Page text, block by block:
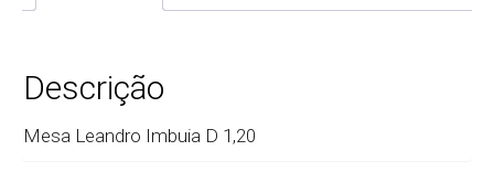
Descrição
Mesa Leandro Imbuia D 1,20